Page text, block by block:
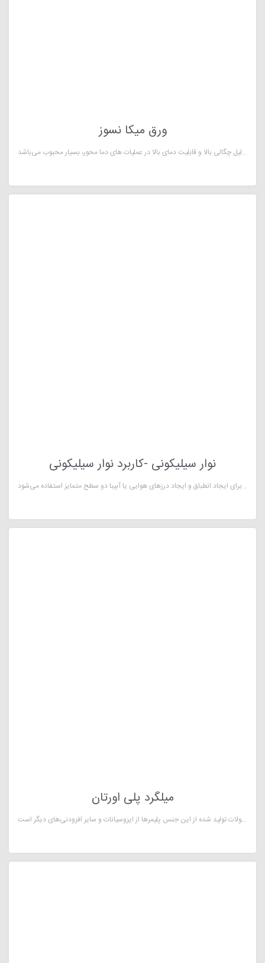
ورق میکا نسوز
ورق میکا نسوز میکا، یک ماده معدنی طبیعی است که به‌شکل ورقه­ های نازک وجود دارد. این ماده معدنی دارای غلظت­ های متفاوتی از پتاسیم، آلومینیوم، آهن، منیزیم و آب است. به‌دلیل چگالی بالا و قابلیت­ دمای بالا در عملیات­ های دما محور، بسیار محبوب می‌باشد.
نوار سیلیکونی -کاربرد نوار سیلیکونی
نوار سیلیکونی واشر یک نوع مواد پلیمری است که به صورت نوارهای باریک و انعطاف‌پذیر تولید می‌شود و از سیلیکون ساخته می‌شود. این نوارها اغلب به صورت مهره‌ها یا حلقه‌های پهن تولید می‌شوند و در مکان‌هایی که نیاز به عایق‌بندی و درزگیری برای محافظت در برابرنفوذ سیالات مایع و گازها داریم، به کار می‌روند. به عبارت دیگر، نوار سیلیکونی واشر برای ایجاد انطباق و ایجاد درزهای هوایی یا آبیبا دو سطح متمایز استفاده می‌شود
میلگرد پلی اورتان
میلگرد پلی اورتان یکی از زیر مجموعه‌های پلیمرهای صنعتی است که دارای ویژگی‌ها و مزیت‌های شاخص و ویژه‌ای است که مقاومت بسیار بالایی در برابر سایش دارد همچنین در مقابل ضربه و کشش نیز کاربردهای فراوانی دارد. ساختار محصولات تولید شده از این جنس پلیمرها از ایزوسیانات و سایر افزودنی‌های دیگر است.